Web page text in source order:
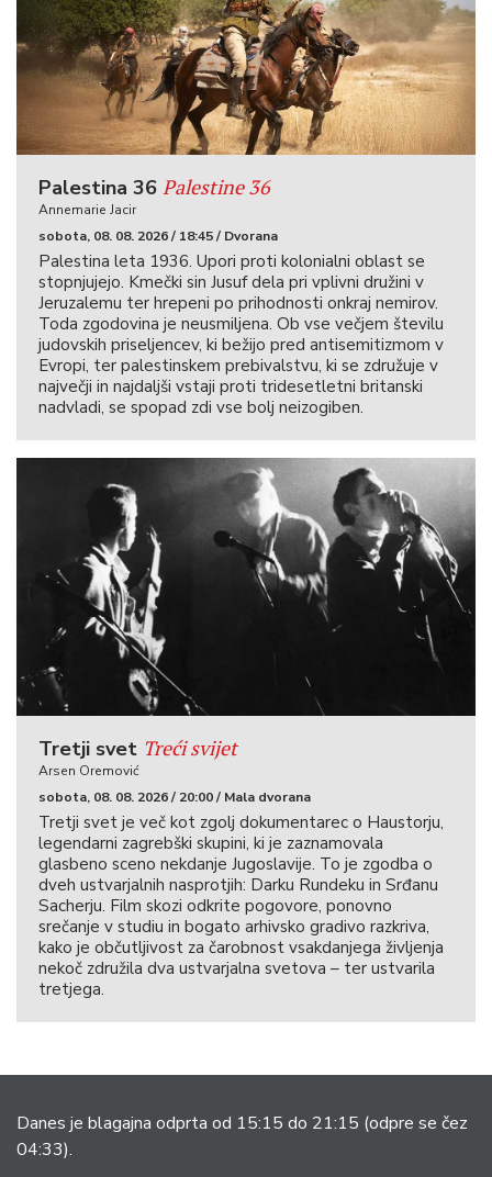
Palestina 36 Palestine 36
Annemarie Jacir
sobota, 08. 08. 2026 / 18:45 / Dvorana
Palestina leta 1936. Upori proti kolonialni oblast se
stopnjujejo. Kmečki sin Jusuf dela pri vplivni družini v
Jeruzalemu ter hrepeni po prihodnosti onkraj nemirov.
Toda zgodovina je neusmiljena. Ob vse večjem številu
judovskih priseljencev, ki bežijo pred antisemitizmom v
Evropi, ter palestinskem prebivalstvu, ki se združuje v
največji in najdaljši vstaji proti tridesetletni britanski
nadvladi, se spopad zdi vse bolj neizogiben.
Tretji svet Treći svijet
Arsen Oremović
sobota, 08. 08. 2026 / 20:00 / Mala dvorana
Tretji svet je več kot zgolj dokumentarec o Haustorju,
legendarni zagrebški skupini, ki je zaznamovala
glasbeno sceno nekdanje Jugoslavije. To je zgodba o
dveh ustvarjalnih nasprotjih: Darku Rundeku in Srđanu
Sacherju. Film skozi odkrite pogovore, ponovno
srečanje v studiu in bogato arhivsko gradivo razkriva,
kako je občutljivost za čarobnost vsakdanjega življenja
nekoč združila dva ustvarjalna svetova – ter ustvarila
tretjega.
Danes je blagajna odprta od 15:15 do 21:15 (odpre se čez
04:33).